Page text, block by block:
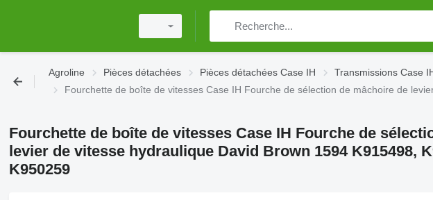
Agroline Pièces détachées Pièces détachées Case IH Transmissions Case
Fourchette de boîte de vitesses Case IH Fourche de sélection de mâchoire de
Fourchette de boîte de vitesses Case IH Fourche de
levier de vitesse hydraulique David Brown 1594 K915498,
K950259